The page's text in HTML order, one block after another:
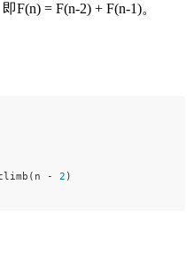
F(n) = F(n-2) + F(n-1)。
- 2 )